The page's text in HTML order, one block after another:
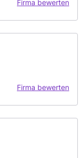
Firma bewerten
Firma bewerten